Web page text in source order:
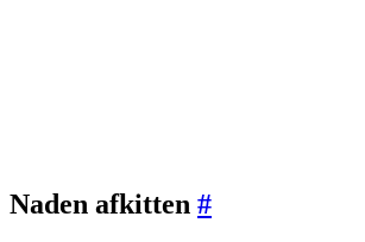
Naden afkitten #